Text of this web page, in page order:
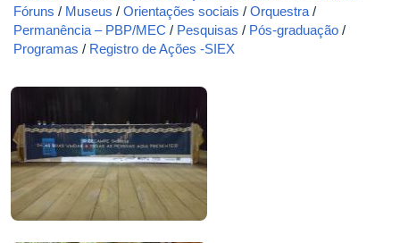
Fóruns / Museus / Orientações sociais / Orquestra /
Permanência – PBP/MEC / Pesquisas / Pós-graduação /
Programas / Registro de Ações -SIEX